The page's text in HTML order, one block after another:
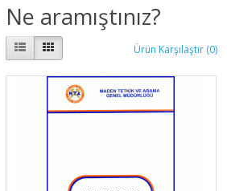
Ne aramıştınız?
Ürün Karşılaştır (0)